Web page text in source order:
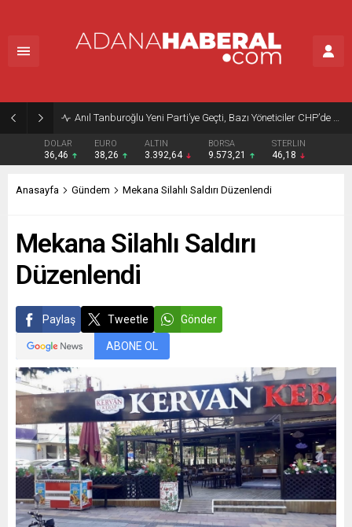
Anıl Tanburoğlu Yeni Parti’ye Geçti, Bazı Yöneticiler CHP’de Kaldı
DOLAR
36,46
EURO
38,26
ALTIN
3.392,64
BORSA
9.573,21
STERLIN
46,18
Anasayfa Gündem Mekana Silahlı Saldırı Düzenlendi
Mekana Silahlı Saldırı
Düzenlendi
Paylaş Tweetle Gönder
ABONE OL